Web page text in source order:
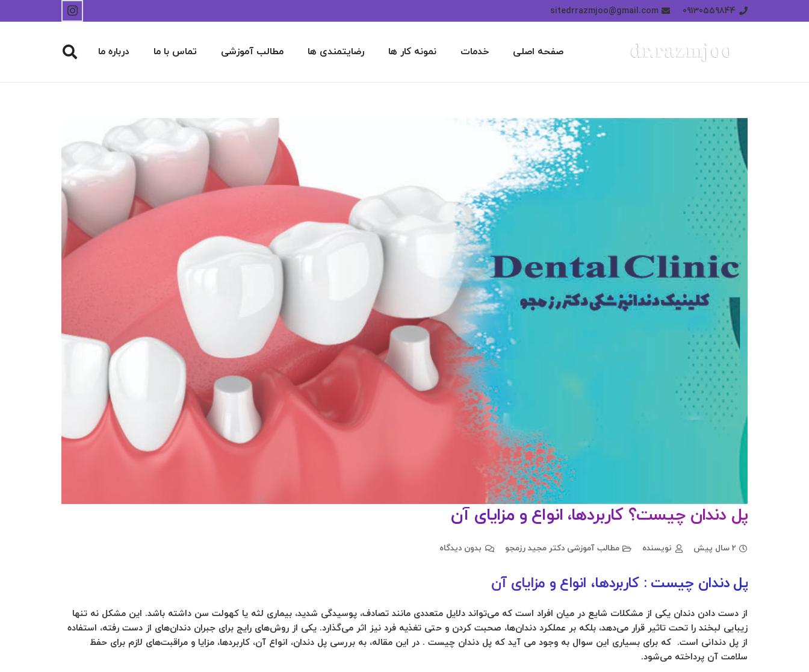
09130559844
sitedrrazmjoo@gmail.com
صفحه اصلی خدمات نمونه کار ها رضایتمندی ها مطالب آموزشی تماس با ما درباره ما
پل دندان چیست؟ کاربردها، انواع و مزایای آن
2 سال پیش نویسنده مطالب آموزشی دکتر مجید رزمجو بدون دیدگاه
پل دندان چیست : کاربردها، انواع و مزایای آن
از دست دادن دندان یکی از مشکلات شایع در میان افراد است که می‌تواند دلایل متعددی مانند تصادف، پوسیدگی شدید، بیماری لثه یا کهولت سن داشته باشد. این مشکل نه تنها
زیبایی لبخند را تحت تاثیر قرار می‌دهد، بلکه بر عملکرد دندان‌ها، صحبت کردن و حتی تغذیه فرد نیز اثر می‌گذارد. یکی از روش‌های رایج برای جبران دندان‌های از دست رفته، استفاده
از پل دندانی است. که برای بسیاری این سوال به وجود می آید که پل دندان چیست . در این مقاله، به بررسی پل دندان، انواع آن، کاربردها، مزایا و مراقبت‌های لازم برای حفظ
سلامت آن پرداخته می‌شود.